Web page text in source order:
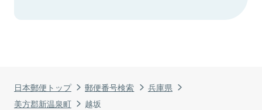
日本郵便トップ 郵便番号検索
兵庫県
美方郡新温泉町
越坂